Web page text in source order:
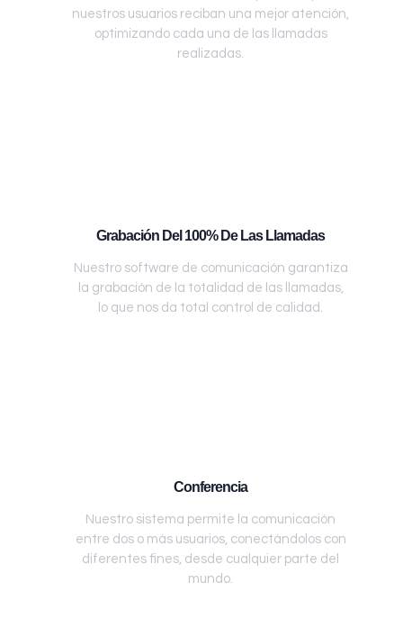
nuestros usuarios reciban una mejor atención,
optimizando cada una de las llamadas
realizadas.
Grabación Del 100% De Las Llamadas
Nuestro software de comunicación garantiza
la grabación de la totalidad de las llamadas,
lo que nos da total control de calidad.
Conferencia
Nuestro sistema permite la comunicación
entre dos o más usuarios, conectándolos con
diferentes fines, desde cualquier parte del
mundo.